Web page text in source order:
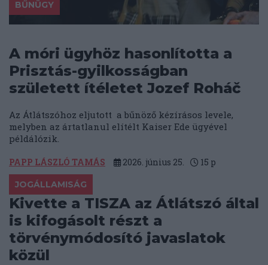
BŰNÜGY
A móri ügyhöz hasonlította a
Prisztás-gyilkosságban
született ítéletet Jozef Roháč
Az Átlátszóhoz eljutott a bűnöző kézírásos levele,
melyben az ártatlanul elítélt Kaiser Ede ügyével
példálózik.
PAPP LÁSZLÓ TAMÁS 2026. június 25. 15 p
JOGÁLLAMISÁG
Kivette a TISZA az Átlátszó által
is kifogásolt részt a
törvénymódosító javaslatok
közül